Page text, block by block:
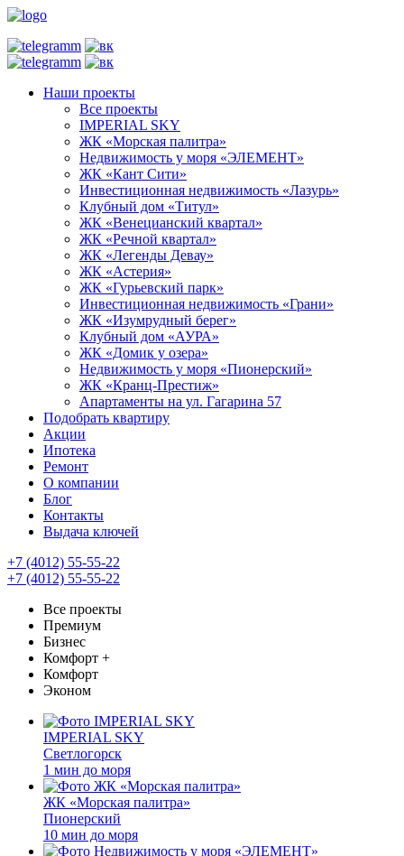
Наши проекты
Все проекты
IMPERIAL SKY
ЖК «Морская палитра»
Недвижимость у моря «ЭЛЕМЕНТ»
ЖК «Кант Сити»
Инвестиционная недвижимость «Лазурь»
Клубный дом «Титул»
ЖК «Венецианский квартал»
ЖК «Речной квартал»
ЖК «Легенды Девау»
ЖК «Астерия»
ЖК «Гурьевский парк»
Инвестиционная недвижимость «Грани»
ЖК «Изумрудный берег»
Клубный дом «АУРА»
ЖК «Домик у озера»
Недвижимость у моря «Пионерский»
ЖК «Кранц-Престиж»
Апартаменты на ул. Гагарина 57
Подобрать квартиру
Акции
Ипотека
Ремонт
О компании
Блог
Контакты
Выдача ключей
+7 (4012) 55-55-22
+7 (4012) 55-55-22
Все проекты
Премиум
Бизнес
Комфорт +
Комфорт
Эконом
IMPERIAL SKY
Светлогорск
1 мин до моря
ЖК «Морская палитра»
Пионерский
10 мин до моря